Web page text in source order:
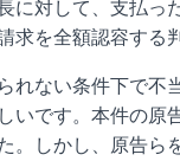
対して、支払っ
を全額認容する
ない条件下で不
いです。本件の原
。しかし、原告ら